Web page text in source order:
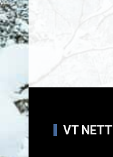
VT NETT